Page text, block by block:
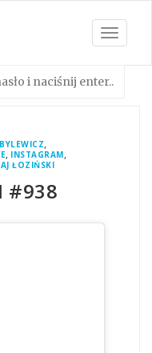
Toggle
,
, INSTAGRAM,
ŁOZIŃSKI
#938